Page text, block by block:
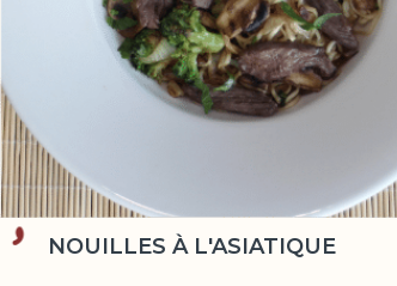
NOUILLES À L'ASIATIQUE